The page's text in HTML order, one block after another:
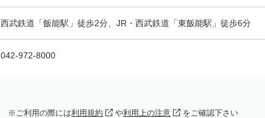
西武鉄道「飯能駅」徒歩2分、JR・西武鉄道「東飯能駅」徒歩6分
042-972-8000
ご利用の際には利用規約 や利用上の注意 をご確認下さい